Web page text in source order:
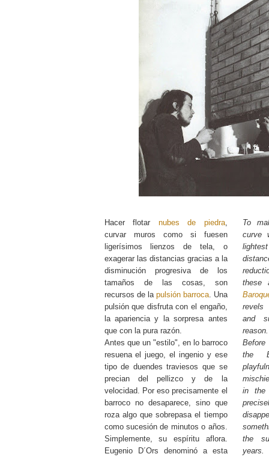
Hacer flotar nubes de piedra,
curvar muros como si fuesen
ligerísimos lienzos de tela, o
exagerar las distancias gracias a la
disminución progresiva de los
tamaños de las cosas, son
recursos de la pulsión barroca. Una
pulsión que disfruta con el engaño,
la apariencia y la sorpresa antes
que con la pura razón.
Antes que un "estilo", en lo barroco
resuena el juego, el ingenio y ese
tipo de duendes traviesos que se
precian del pellizco y de la
velocidad. Por eso precisamente el
barroco no desaparece, sino que
roza algo que sobrepasa el tiempo
como sucesión de minutos o años.
Simplemente, su espíritu aflora.
Eugenio D´Ors denominó a esta
To
curve
these
revels
and
reason.
the
in the
the